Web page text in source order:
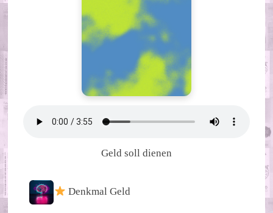
Geld soll dienen
Denkmal Geld